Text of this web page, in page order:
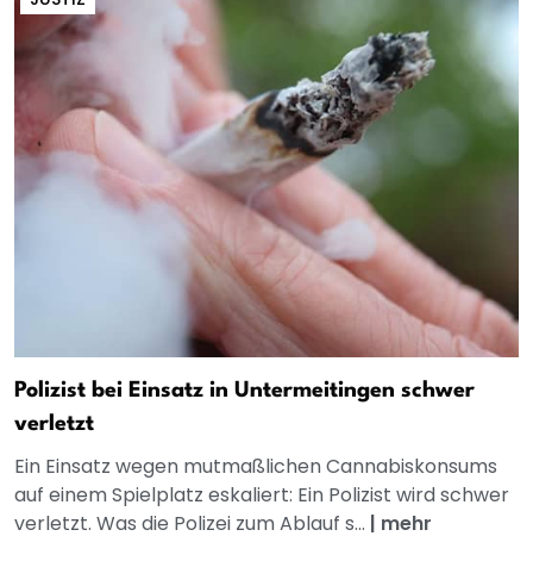
Polizist bei Einsatz in Untermeitingen schwer
verletzt
Ein Einsatz wegen mutmaßlichen Cannabiskonsums
auf einem Spielplatz eskaliert: Ein Polizist wird schwer
verletzt. Was die Polizei zum Ablauf s... | mehr